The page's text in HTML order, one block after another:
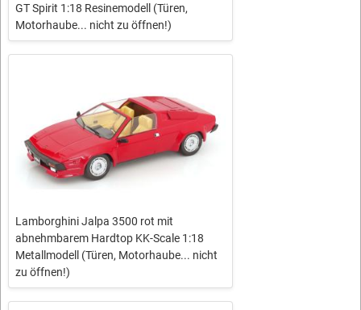
GT Spirit 1:18 Resinemodell (Türen,
Motorhaube... nicht zu öffnen!)
Lamborghini Jalpa 3500 rot mit
abnehmbarem Hardtop KK-Scale 1:18
Metallmodell (Türen, Motorhaube... nicht
zu öffnen!)